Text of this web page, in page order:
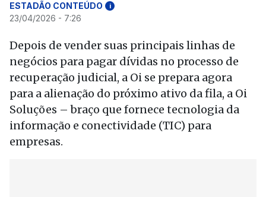
ESTADÃO CONTEÚDO i
23/04/2026 - 7:26
Depois de vender suas principais linhas de
negócios para pagar dívidas no processo de
recuperação judicial, a Oi se prepara agora
para a alienação do próximo ativo da fila, a Oi
Soluções – braço que fornece tecnologia da
informação e conectividade (TIC) para
empresas.